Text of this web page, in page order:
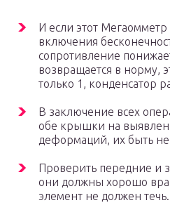
И если этот Мегаомметр
включения
сопротивление
возвращается в норму,
только 1, конденсатор
В заключение всех
обе крышки на
деформаций, их быть
Проверить передние и
они должны хорошо
элемент не должен течь.